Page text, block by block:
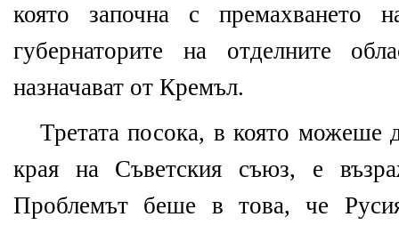
която започна с премахването
губернаторите на отделните
назначават от Кремъл.
Третата посока, в която можеше
края на Съветския съюз, е
Проблемът беше в това, че